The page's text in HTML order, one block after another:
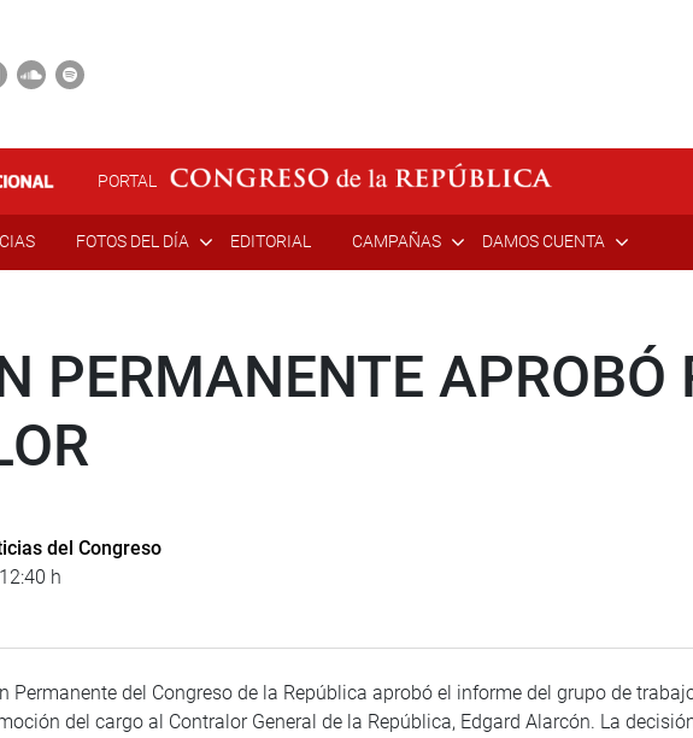
PORTAL
FOTOS DEL DÍA EDITORIAL CAMPAÑAS DAMOS CUENTA
PERMANENTE APROBÓ
del Congreso
h
Permanente del Congreso de la República aprobó el informe del grupo de
del cargo al Contralor General de la República, Edgard Alarcón. La